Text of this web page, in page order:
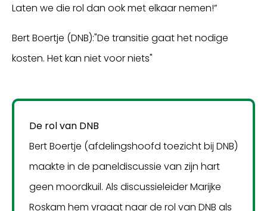
Laten we die rol dan ook met elkaar nemen!”
Bert Boertje (DNB):"De transitie gaat het nodige
kosten. Het kan niet voor niets"
De rol van DNB
Bert Boertje (afdelingshoofd toezicht bij DNB)
maakte in de paneldiscussie van zijn hart
geen moordkuil. Als discussieleider Marijke
Roskam hem vraagt naar de rol van DNB als